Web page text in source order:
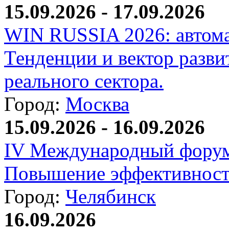
15.09.2026 - 17.09.2026
WIN RUSSIA 2026:
Тенденции и вектор
реального сектора.
Город: Москва
15.09.2026 - 16.09.2026
IV Международный
Повышение
Город: Челябинск
16.09.2026